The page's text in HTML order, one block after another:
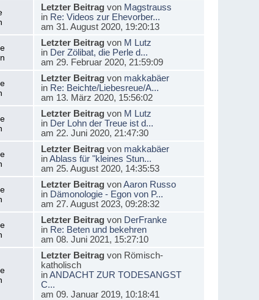
Letzter Beitragvon Magstrauss
in Re: Videos zur Ehevorber...
am 31. August 2020, 19:20:13
Letzter Beitragvon M Lutz
in Der Zölibat, die Perle d...
am 29. Februar 2020, 21:59:09
Letzter Beitragvon makkabäer
in Re: Beichte/Liebesreue/A...
am 13. März 2020, 15:56:02
Letzter Beitragvon M Lutz
in Der Lohn der Treue ist d...
am 22. Juni 2020, 21:47:30
Letzter Beitragvon makkabäer
inAblass für "kleines Stun...
am 25. August 2020, 14:35:53
Letzter BeitragvonAaron Russo
in Dämonologie - Egon von P...
am 27. August 2023, 09:28:32
Letzter Beitragvon DerFranke
in Re: Beten und bekehren
am 08. Juni 2021, 15:27:10
Letzter Beitragvon Römisch-
katholisch
inANDACHT ZUR TODESANGST
C...
am 09. Januar 2019, 10:18:41